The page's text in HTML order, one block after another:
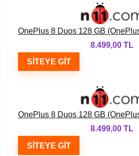
OnePlus 8 Duos 128 GB
8.499,00 TL
SITEYE GIT
OnePlus 8 Duos 128 GB
8.499,00 TL
SITEYE GIT